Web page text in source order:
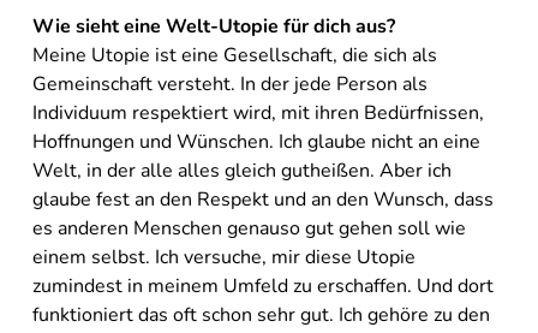
Wie sieht eine Welt-Utopie für dich aus?
Meine Utopie ist eine Gesellschaft, die sich als
Gemeinschaft versteht. In der jede Person als
Individuum respektiert wird, mit ihren Bedürfnissen,
Hoffnungen und Wünschen. Ich glaube nicht an eine
Welt, in der alle alles gleich gutheißen. Aber ich
glaube fest an den Respekt und an den Wunsch, dass
es anderen Menschen genauso gut gehen soll wie
einem selbst. Ich versuche, mir diese Utopie
zumindest in meinem Umfeld zu erschaffen. Und dort
funktioniert das oft schon sehr gut. Ich gehöre zu den